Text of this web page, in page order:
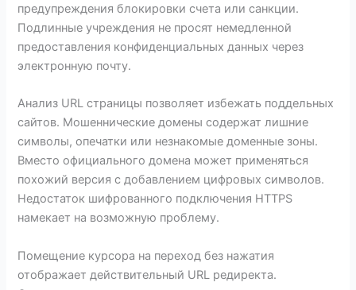
предупреждения блокировки счета или санкции.
Подлинные учреждения не просят немедленной
предоставления конфиденциальных данных через
электронную почту.
Анализ URL страницы позволяет избежать поддельных
сайтов. Мошеннические домены содержат лишние
символы, опечатки или незнакомые доменные зоны.
Вместо официального домена может применяться
похожий версия с добавлением цифровых символов.
Недостаток шифрованного подключения HTTPS
намекает на возможную проблему.
Помещение курсора на переход без нажатия
отображает действительный URL редиректа.